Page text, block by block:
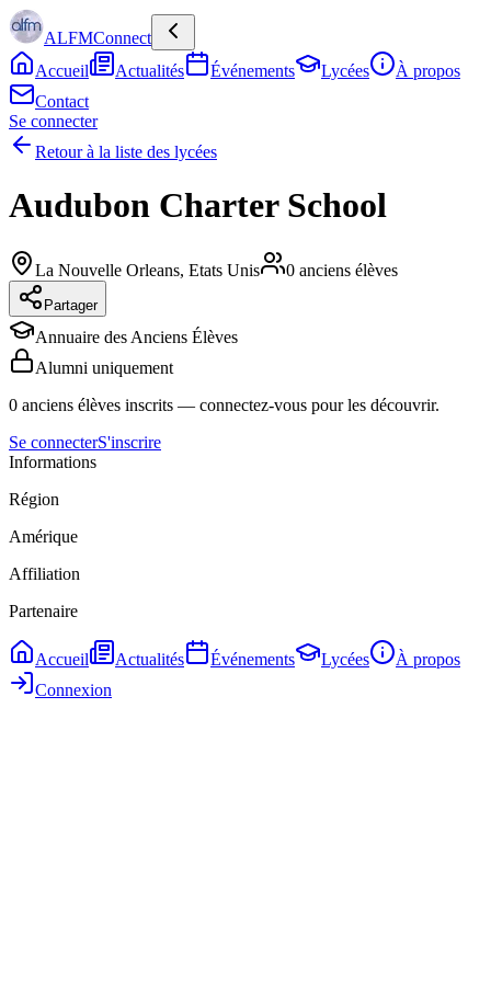
ALFMConnect
Accueil
Actualités Événements Lycées
À propos
Contact
Se connecter
Retour à la liste des lycées
Audubon Charter School
La Nouvelle Orleans, Etats Unis 0 anciens élèves
Partager
Annuaire des Anciens Élèves
Alumni uniquement
0 anciens élèves inscrits — connectez-vous pour les découvrir.
Se connecterS'inscrire
Informations
Région
Amérique
Affiliation
Partenaire
Accueil Actualités Événements Lycées
À propos
Connexion